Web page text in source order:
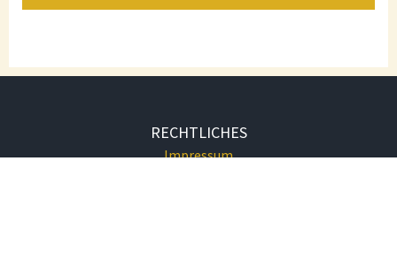
RECHTLICHES
Impressum